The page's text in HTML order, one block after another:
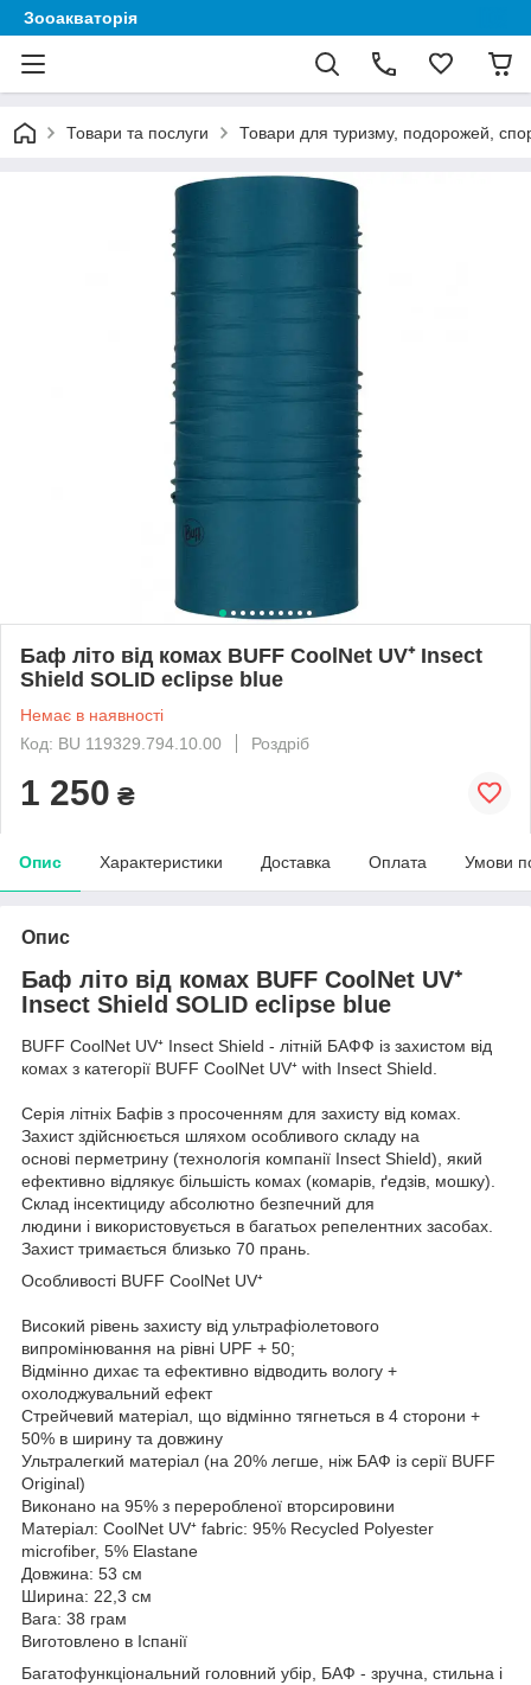
Зооакваторія
Товари та послуги Товари для туризму, подорожей,
Баф літо від комах BUFF CoolNet UV⁺ Insect
Shield SOLID eclipse blue
Немає в наявності
Код: BU 119329.794.10.00
Роздріб
1 250 ₴
Опис Характеристики Доставка Оплата Умови
Опис
Баф літо від комах BUFF CoolNet UV⁺
Insect Shield SOLID eclipse blue
BUFF CoolNet UV⁺ Insect Shield - літній БАФФ із захистом від
комах з категорії BUFF CoolNet UV⁺ with Insect Shield.
Серія літніх Бафів з просоченням для захисту від комах.
Захист здійснюється шляхом особливого складу на
основі перметрину (технологія компанії Insect Shield), який
ефективно відлякує більшість комах (комарів, ґедзів, мошку).
Склад інсектициду абсолютно безпечний для
людини і використовується в багатьох репелентних засобах.
Захист тримається близько 70 прань.
Особливості BUFF CoolNet UV⁺
Високий рівень захисту від ультрафіолетового
випромінювання на рівні UPF + 50;
Відмінно дихає та ефективно відводить вологу +
охолоджувальний ефект
Стрейчевий матеріал, що відмінно тягнеться в 4 сторони +
50% в ширину та довжину
Ультралегкий матеріал (на 20% легше, ніж БАФ із серії BUFF
Original)
Виконано на 95% з переробленої вторсировини
Матеріал: CoolNet UV⁺ fabric: 95% Recycled Polyester
microfiber, 5% Elastane
Довжина: 53 см
Ширина: 22,3 см
Вага: 38 грам
Виготовлено в Іспанії
Багатофункціональний головний убір, БАФ - зручна, стильна і